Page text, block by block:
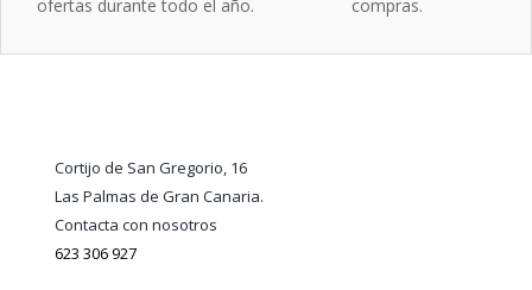
ofertas durante todo el año.
compras.
Cortijo de San Gregorio, 16
Las Palmas de Gran Canaria.
Contacta con nosotros
623 306 927